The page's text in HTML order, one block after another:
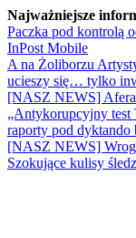
Najważniejsze
Paczka pod kontrolą
InPost Mobile
A na Żoliborzu
ucieszy się… tylko
[NASZ NEWS] Afera
„Antykorupcyjny test
raporty pod dyktando
[NASZ NEWS]
Szokujące kulisy